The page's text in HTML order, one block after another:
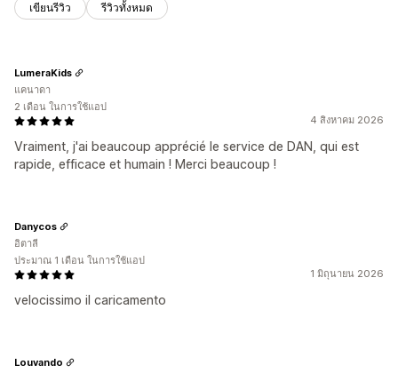
เขียนรีวิว รีวิวทั้งหมด
4 สิงหาคม 2026
Vraiment, j'ai beaucoup apprécié le service de DAN, qui est
rapide, efficace et humain ! Merci beaucoup !
LumeraKids
แคนาดา
2 เดือน ในการใช้แอป
1 มิถุนายน 2026
velocissimo il caricamento
Danycos
อิตาลี
ประมาณ 1 เดือน ในการใช้แอป
Louvando